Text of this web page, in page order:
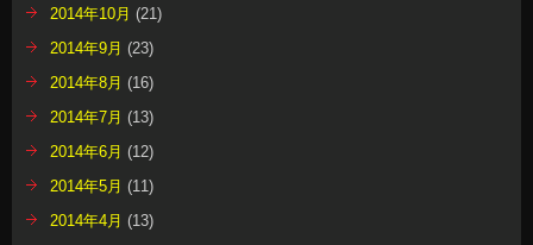
2014年10月 (21)
2014年9月 (23)
2014年8月 (16)
2014年7月 (13)
2014年6月 (12)
2014年5月 (11)
2014年4月 (13)